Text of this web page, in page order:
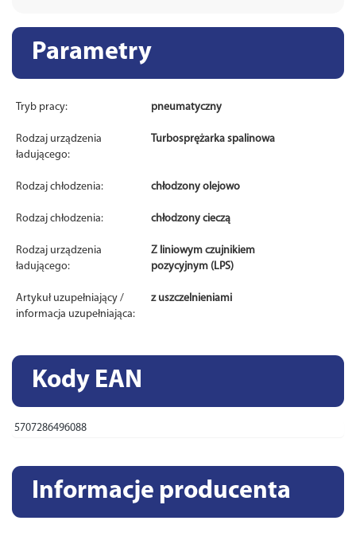
Parametry
Tryb pracy: pneumatyczny
Rodzaj urządzenia
ładującego:
Turbosprężarka spalinowa
Rodzaj chłodzenia: chłodzony olejowo
Rodzaj chłodzenia: chłodzony cieczą
Rodzaj urządzenia
ładującego:
Z liniowym czujnikiem
pozycyjnym (LPS)
Artykuł uzupełniający /
informacja uzupełniająca:
z uszczelnieniami
Kody EAN
5707286496088
Informacje producenta